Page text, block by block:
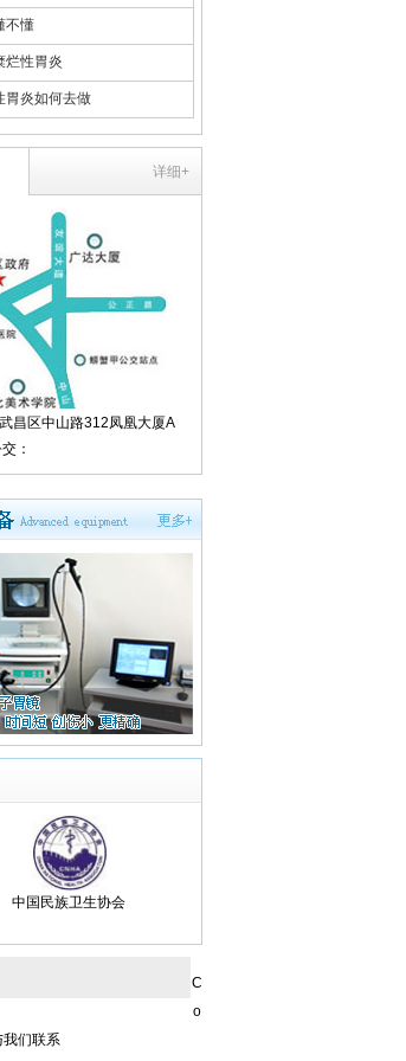
市结肠炎
不懂
烂性胃炎
胃炎如何去做
详细+
昌区中山路312凤凰大厦A
：
中国民族卫生协会
C
o
们联系